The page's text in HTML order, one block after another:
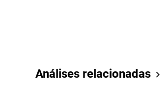
Análises relacionadas